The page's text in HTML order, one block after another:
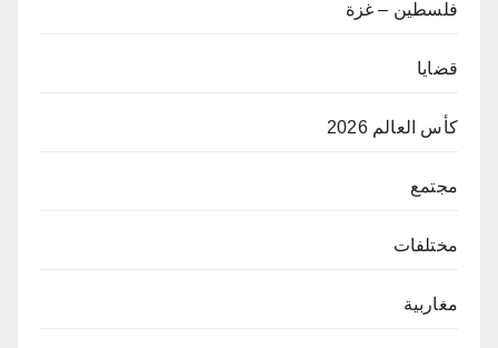
فلسطين – غزة
قضايا
كأس العالم 2026
مجتمع
مختلفات
مغاربية